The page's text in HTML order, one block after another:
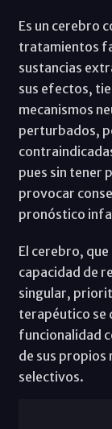
Es un cerebro
tratamientos
sustancias
sus efectos,
mecanismos
perturbados,
pues sin tener
provocar
pronóstico
El cerebro,
capacidad de
singular,
terapéutico se
funcionalidad
de sus propios
selectivos.